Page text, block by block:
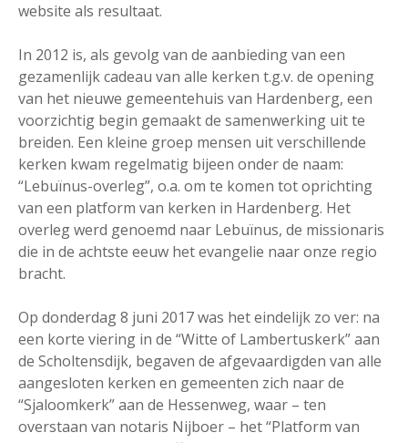
website als resultaat.
In 2012 is, als gevolg van de aanbieding van een
gezamenlijk cadeau van alle kerken t.g.v. de opening
van het nieuwe gemeentehuis van Hardenberg, een
voorzichtig begin gemaakt de samenwerking uit te
breiden. Een kleine groep mensen uit verschillende
kerken kwam regelmatig bijeen onder de naam:
“Lebuïnus-overleg”, o.a. om te komen tot oprichting
van een platform van kerken in Hardenberg. Het
overleg werd genoemd naar Lebuïnus, de missionaris
die in de achtste eeuw het evangelie naar onze regio
bracht.
Op donderdag 8 juni 2017 was het eindelijk zo ver: na
een korte viering in de “Witte of Lambertuskerk” aan
de Scholtensdijk, begaven de afgevaardigden van alle
aangesloten kerken en gemeenten zich naar de
“Sjaloomkerk” aan de Hessenweg, waar – ten
overstaan van notaris Nijboer – het “Platform van